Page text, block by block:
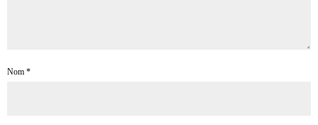
Nom *